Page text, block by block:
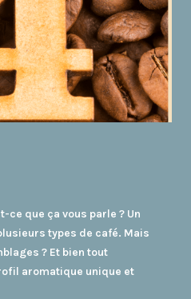
ce que ça vous parle ? Un
types de café. Mais
? Et bien tout
aromatique unique et